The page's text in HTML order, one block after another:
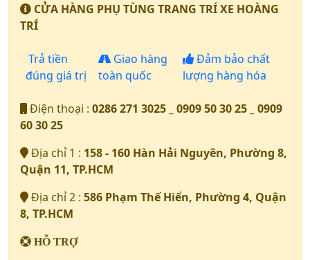
CỬA HÀNG PHỤ TÙNG TRANG TRÍ XE HOÀNG
TRÍ
Trả tiền
đúng giá trị
Giao hàng
toàn quốc
Đảm bảo chất
lượng hàng hóa
Điện thoại : 0286 271 3025 _ 0909 50 30 25 _ 0909
60 30 25
Địa chỉ 1 : 158 - 160 Hàn Hải Nguyên, Phường 8,
Quận 11, TP.HCM
Địa chỉ 2 : 586 Phạm Thế Hiển, Phường 4, Quận
8, TP.HCM
HỖ TRỢ